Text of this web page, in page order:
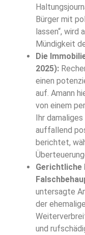
Bürger mit
lassen“,
Mündigkeit
Die
2025):
einen
auf. Amann
von einem
Ihr
auffallend
berichtet,
Gerichtliche
untersagte
der
und